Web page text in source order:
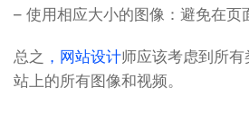
– 使用相应大小的图像：避免在页
总之 ，网站设计师应该考虑到所
站上的所有图像和视频。